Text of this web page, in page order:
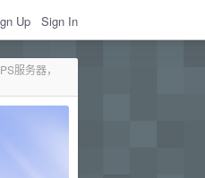
Up Sign In
服务器，